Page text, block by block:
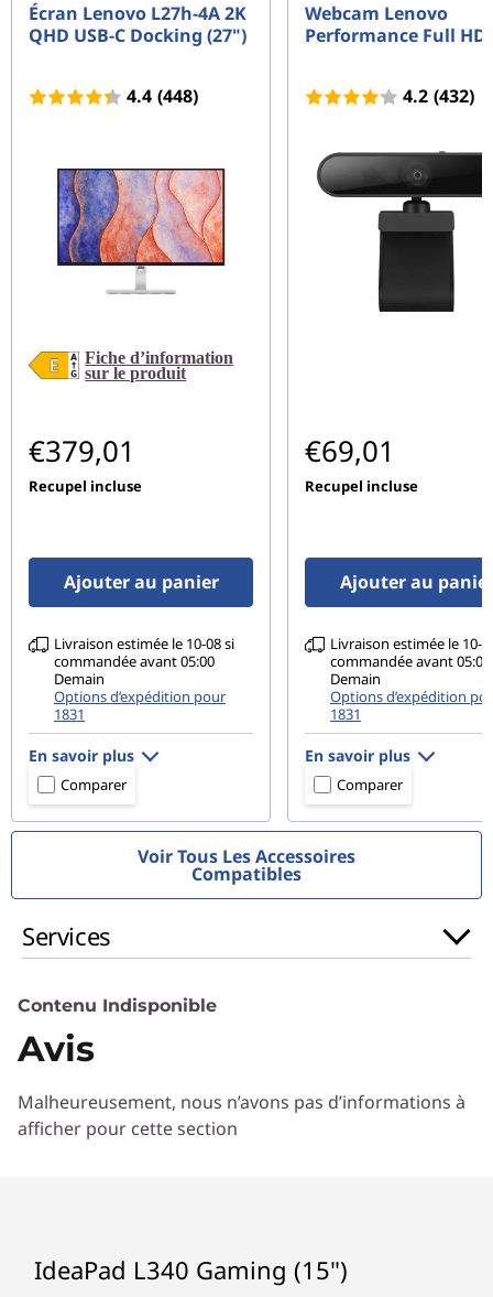
Écran Lenovo L27h-4A 2K
QHD USB-C Docking (27")
4.4 (448)
Fiche d’information
sur le produit
€379,01
Recupel incluse
Ajouter au panier
Livraison estimée le 10-08 si
commandée avant 05:00
Demain
Options d’expédition pour
1831
En savoir plus
Comparer
Webcam Lenovo
Performance Full HD
4.2 (432)
€69,01
Recupel incluse
Ajouter au
Livraison estimée le 10-
commandée avant 05:00
Demain
Options d’expédition
1831
En savoir plus
Comparer
Voir Tous Les Accessoires
Compatibles
Services
Contenu Indisponible
Avis
Malheureusement, nous n’avons pas d’informations à
afficher pour cette section
IdeaPad L340 Gaming (15")